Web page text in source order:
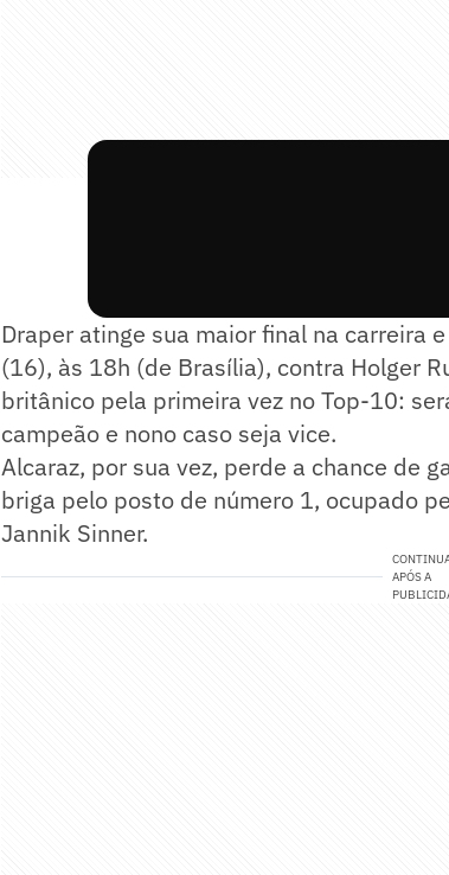
Draper atinge sua maior final na carreira
(16), às 18h (de Brasília), contra Holger
britânico pela primeira vez no Top-10:
campeão e nono caso seja vice.
Alcaraz, por sua vez, perde a chance de
briga pelo posto de número 1, ocupado
Jannik Sinner.
APÓS A